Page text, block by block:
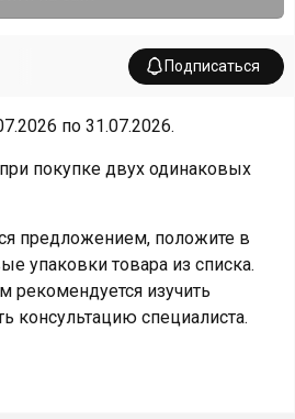
Подписаться
по 31.07.2026.
покупке двух одинаковых
предложением, положите в
упаковки товара из списка.
рекомендуется изучить
консультацию специалиста.